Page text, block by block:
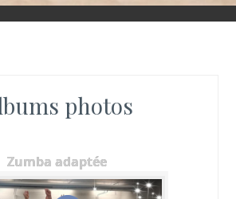
photos
Zumba adaptée